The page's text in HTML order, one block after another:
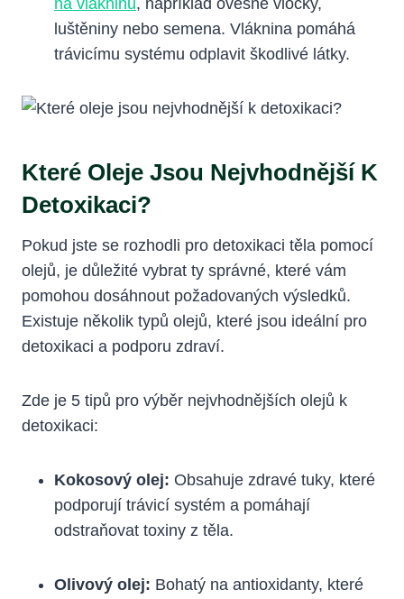
luštěniny nebo semena. Vláknina pomáhá
trávicímu systému odplavit škodlivé látky.
Které Oleje Jsou Nejvhodnější K
Detoxikaci?
Pokud jste se rozhodli pro detoxikaci těla pomocí
olejů, je důležité vybrat ty správné, které vám
pomohou dosáhnout požadovaných výsledků.
Existuje několik typů olejů, které jsou ideální pro
detoxikaci a podporu zdraví.
Zde je 5 tipů pro výběr nejvhodnějších olejů k
detoxikaci:
Kokosový olej: Obsahuje zdravé tuky, které
podporují trávicí systém a pomáhají
odstraňovat toxiny z těla.
Olivový olej: Bohatý na antioxidanty, které